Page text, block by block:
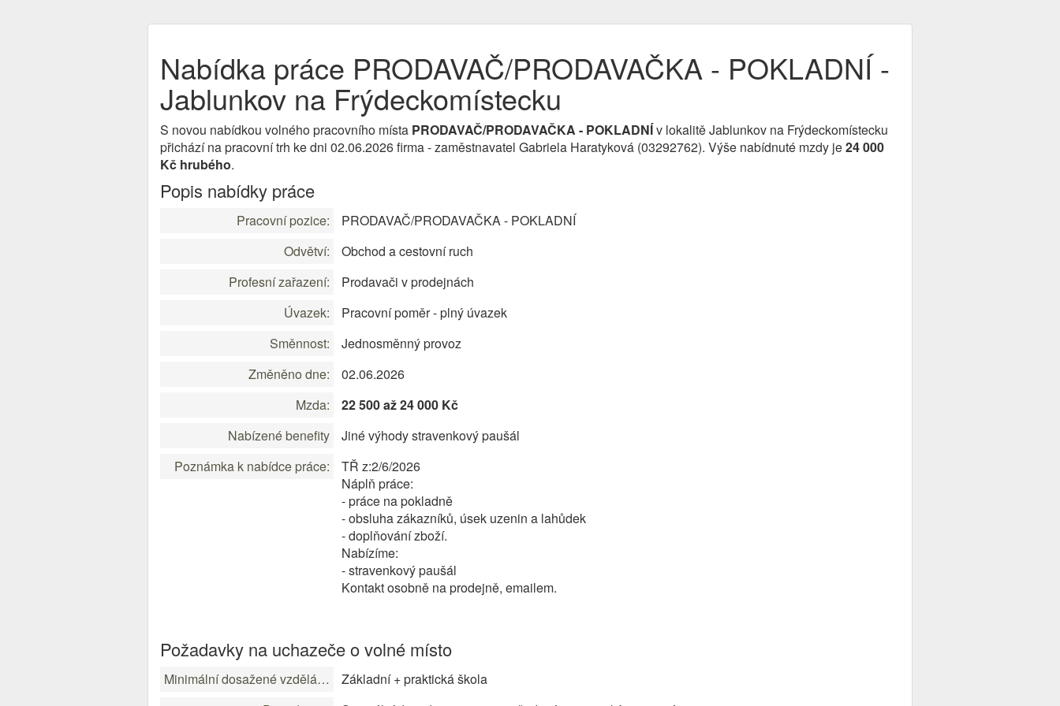
Nabídka práce PRODAVAČ/PRODAVAČKA - POKLADNÍ -
Jablunkov na Frýdeckomístecku
S novou nabídkou volného pracovního místa PRODAVAČ/PRODAVAČKA - POKLADNÍv lokalitě Jablunkov na Frýdeckomístecku
přichází na pracovní trh ke dni 02.06.2026 firma - zaměstnavatel Gabriela Haratyková (03292762). Výše nabídnuté mzdy je24 000
Kč hrubého.
Popis nabídky práce
Pracovní pozice:
PRODAVAČ/PRODAVAČKA - POKLADNÍ
Odvětví:
Obchod a cestovní ruch
Profesní zařazení:
Prodavači v prodejnách
Úvazek:
Pracovní poměr - plný úvazek
Směnnost:
Jednosměnný provoz
Změněno dne:
02.06.2026
Mzda:
22 500 až 24 000 Kč
Nabízené benefity
Jiné výhody stravenkový paušál
Poznámka k nabídce práce:
TŘ z:2/6/2026
Náplň práce:
- práce na pokladně
- obsluha zákazníků, úsek uzenin a lahůdek
- doplňování zboží.
Nabízíme:
- stravenkový paušál
Kontakt osobně na prodejně, emailem.
Požadavky na uchazeče o volné místo
Minimální dosažené vzdělání:
Základní + praktická škola